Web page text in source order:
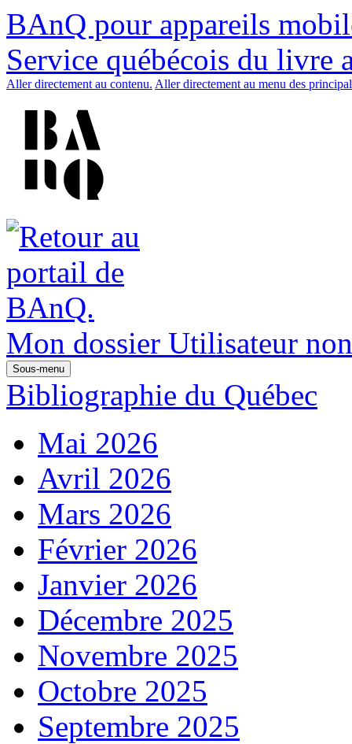
BAnQ pour appareils
Service québécois du livre
Aller directement au contenu. Aller directement au menu des
Mon dossier Utilisateur
Sous-menu
Bibliographie du Québec
Mai 2026
Avril 2026
Mars 2026
Février 2026
Janvier 2026
Décembre 2025
Novembre 2025
Octobre 2025
Septembre 2025